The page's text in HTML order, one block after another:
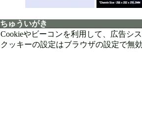
ちゅういがき
Cookieやビーコンを利用して、広告シ
クッキーの設定はブラウザの設定で無